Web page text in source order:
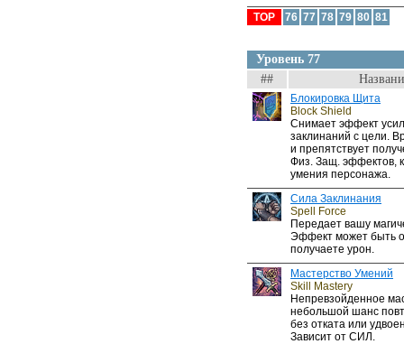
TOP
76 77 78 79 80 81
Уровень 77
##
Блокировка Щита
Block Shield
Снимает эффект
заклинаний с цели.
и препятствует
Физ. Защ. эффектов,
умения персонажа.
Сила Заклинания
Spell Force
Передает вашу
Эффект может быть
получаете урон.
Мастерство Умений
Skill Mastery
Непревзойденное
небольшой шанс
без отката или
Зависит от СИЛ.